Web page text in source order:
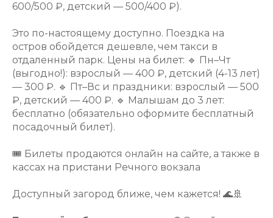
600/500 ₽, детский — 500/400 ₽).
Это по-настоящему доступно. Поездка на
остров обойдется дешевле, чем такси в
отдаленный парк. Цены на билет: 🔹 Пн–Чт
(выгодно!): взрослый — 400 ₽, детский (4-13 лет)
— 300 ₽. 🔹 Пт–Вс и праздники: взрослый — 500
₽, детский — 400 ₽. 🔹 Малышам до 3 лет:
бесплатно (обязательно оформите бесплатный
посадочный билет).
🎟 Билеты продаются онлайн на сайте, а также в
кассах на пристани Речного вокзала
Доступный загород ближе, чем кажется! 🌊🚢